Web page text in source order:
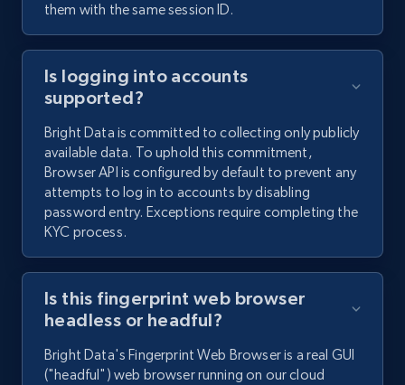
them with the same session ID.
Is logging into accounts
supported?
Bright Data is committed to collecting only publicly
available data. To uphold this commitment,
Browser API is configured by default to prevent any
attempts to log in to accounts by disabling
password entry. Exceptions require completing the
KYC process.
Is this fingerprint web browser
headless or headful?
Bright Data's Fingerprint Web Browser is a real GUI
("headful") web browser running on our cloud